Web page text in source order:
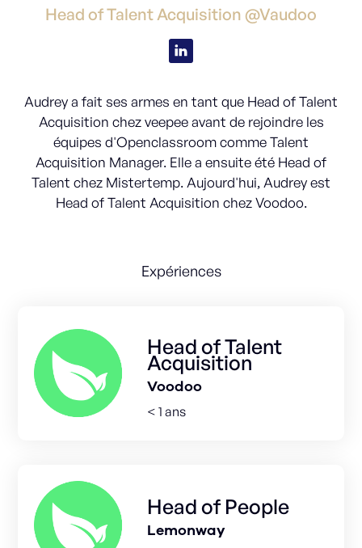
Head of Talent Acquisition @Vaudoo
Audrey a fait ses armes en tant que Head of Talent
Acquisition chez veepee avant de rejoindre les
équipes d'Openclassroom comme Talent
Acquisition Manager. Elle a ensuite été Head of
Talent chez Mistertemp. Aujourd'hui, Audrey est
Head of Talent Acquisition chez Voodoo.
Expériences
Head of Talent
Acquisition
Voodoo
< 1 ans
Head of People
Lemonway